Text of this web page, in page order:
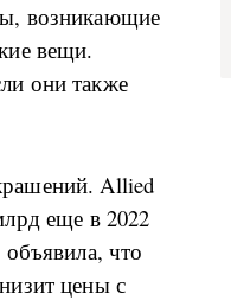
возникающие
вещи.
они также
Allied
еще в 2022
что
цены с